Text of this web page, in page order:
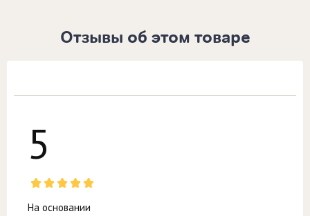
Отзывы об этом товаре
5
На основании